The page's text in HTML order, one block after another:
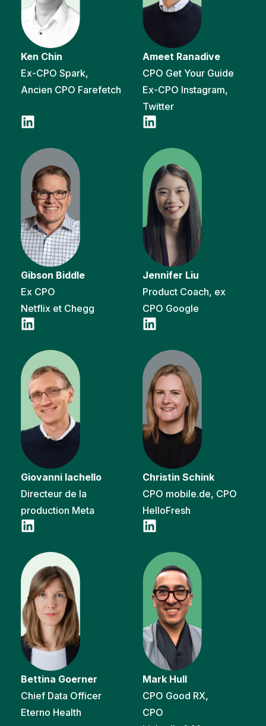
Ken Chin
Ex-CPO Spark,
Ancien CPO Farefetch
Ameet Ranadive
CPO Get Your Guide
Ex-CPO Instagram,
Twitter
Gibson Biddle
Ex CPO
Netflix et Chegg
Jennifer Liu
Product Coach, ex
CPO Google
Giovanni Iachello
Directeur de la
production Meta
Christin Schink
CPO mobile.de, CPO
HelloFresh
Bettina Goerner
Chief Data Officer
Eterno Health
Mark Hull
CPO Good RX,
CPO